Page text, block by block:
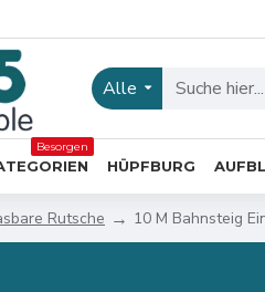
Alle
Besorgen
HÜPFBURG
Rutsche 10 M Bahnsteig